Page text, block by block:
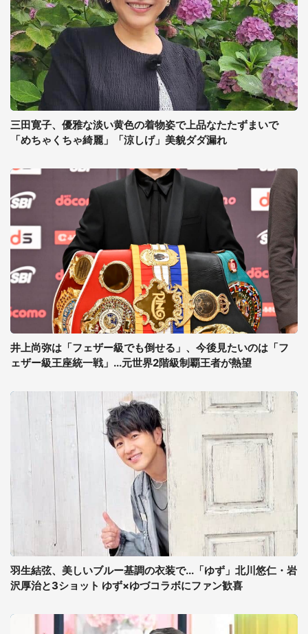
三田寛子、優雅な淡い黄色の着物姿で上品なたたずまいで
「めちゃくちゃ綺麗」「涼しげ」美貌ダダ漏れ
井上尚弥は「フェザー級でも倒せる」、今後見たいのは「フ
ェザー級王座統一戦」...元世界2階級制覇王者が熱望
羽生結弦、美しいブルー基調の衣装で...「ゆず」北川悠仁・岩
沢厚治と3ショット ゆず×ゆづコラボにファン歓喜